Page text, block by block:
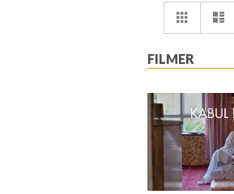
Visa
som
Rutnät
FILMER